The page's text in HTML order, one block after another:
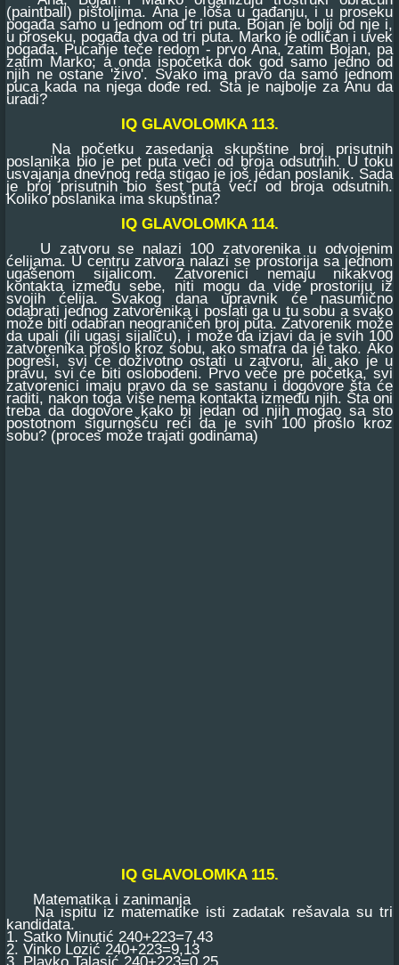
(paintball) pištoljima. Ana je loša u gađanju, i u proseku
pogađa samo u jednom od tri puta. Bojan je bolji od nje i,
u proseku, pogađa dva od tri puta. Marko je odličan i uvek
pogađa. Pucanje teče redom - prvo Ana, zatim Bojan, pa
zatim Marko; a onda ispočetka dok god samo jedno od
njih ne ostane 'živo'. Svako ima pravo da samo jednom
puca kada na njega dođe red. Šta je najbolje za Anu da
uradi?
IQ GLAVOLOMKA 113.
Na početku zasedanja skupštine broj prisutnih
poslanika bio je pet puta veći od broja odsutnih. U toku
usvajanja dnevnog reda stigao je još jedan poslanik. Sada
je broj prisutnih bio šest puta veći od broja odsutnih.
Koliko poslanika ima skupština?
IQ GLAVOLOMKA 114.
U zatvoru se nalazi 100 zatvorenika u odvojenim
ćelijama. U centru zatvora nalazi se prostorija sa jednom
ugašenom sijalicom. Zatvorenici nemaju nikakvog
kontakta između sebe, niti mogu da vide prostoriju iz
svojih ćelija. Svakog dana upravnik će nasumično
odabrati jednog zatvorenika i poslati ga u tu sobu a svako
može biti odabran neograničen broj puta. Zatvorenik može
da upali (ili ugasi sijalicu), i može da izjavi da je svih 100
zatvorenika prošlo kroz sobu, ako smatra da je tako. Ako
pogreši, svi će doživotno ostati u zatvoru, ali ako je u
pravu, svi će biti oslobođeni. Prvo veče pre početka, svi
zatvorenici imaju pravo da se sastanu i dogovore šta će
raditi, nakon toga više nema kontakta između njih. Šta oni
treba da dogovore kako bi jedan od njih mogao sa sto
postotnom sigurnošću reći da je svih 100 prošlo kroz
sobu? (proces može trajati godinama)
IQ GLAVOLOMKA 115.
Matematika i zanimanja
Na ispitu iz matematike isti zadatak rešavala su tri
kandidata.
1. Satko Minutić 240+223=7,43
2. Vinko Lozić 240+223=9,13